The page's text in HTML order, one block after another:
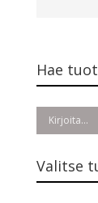
Hae
Valitse